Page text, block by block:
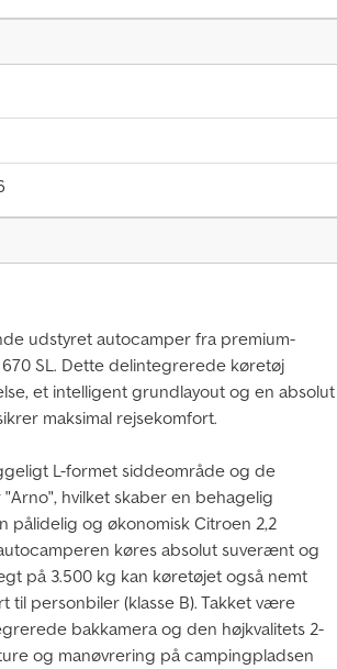
udstyret autocamper fra premium-
SL. Dette delintegrerede køretøj
et intelligent grundlayout og en absolut
maksimal rejsekomfort.
L-formet siddeområde og de
hvilket skaber en behagelig
pålidelig og økonomisk Citroen 2,2
køres absolut suverænt og
på 3.500 kg kan køretøjet også nemt
til personbiler (klasse B). Takket være
bakkamera og den højkvalitets 2-
og manøvrering på campingpladsen